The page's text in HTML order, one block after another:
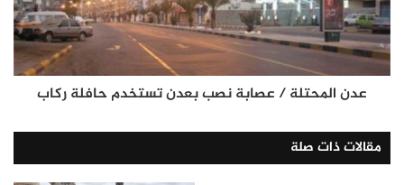
عدن المحتلة / عصابة نصب بعدن تستخدم حافلة ركاب
مقالات ذات صلة